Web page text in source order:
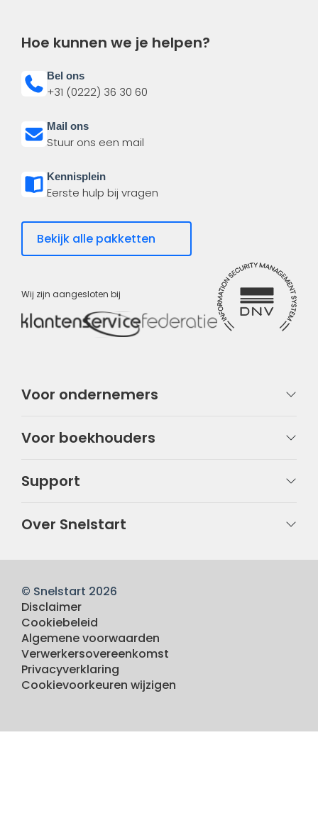
Hoe kunnen we je helpen?
Bel ons
+31 (0222) 36 30 60
Mail ons
Stuur ons een mail
Kennisplein
Eerste hulp bij vragen
Bekijk alle pakketten
Wij zijn aangesloten bij
Voor ondernemers
Voor boekhouders
Support
Over Snelstart
© Snelstart 2026
Disclaimer
Cookiebeleid
Algemene voorwaarden
Verwerkersovereenkomst
Privacyverklaring
Cookievoorkeuren wijzigen